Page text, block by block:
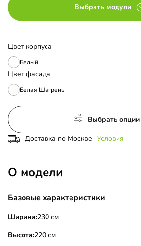
Выбрать модули
Цвет корпуса
Белый
Цвет фасада
Белая Шагрень
Выбрать опции
Доставка по Москве Условия
О модели
Базовые характеристики
Ширина:230 см
Высота:220 см